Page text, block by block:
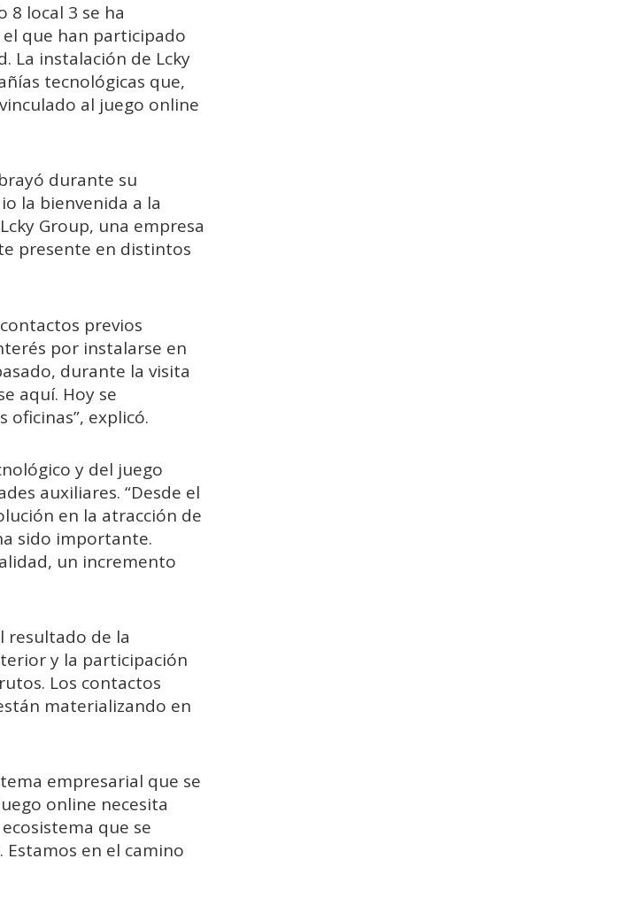
8 local 3 se ha
que han participado
La instalación de Lcky
tecnológicas que,
al juego online
durante su
la bienvenida a la
Group, una empresa
presente en distintos
previos
por instalarse en
durante la visita
aquí. Hoy se
explicó.
y del juego
auxiliares. “Desde el
en la atracción de
sido importante.
un incremento
resultado de la
y la participación
Los contactos
materializando en
empresarial que se
online necesita
que se
en el camino